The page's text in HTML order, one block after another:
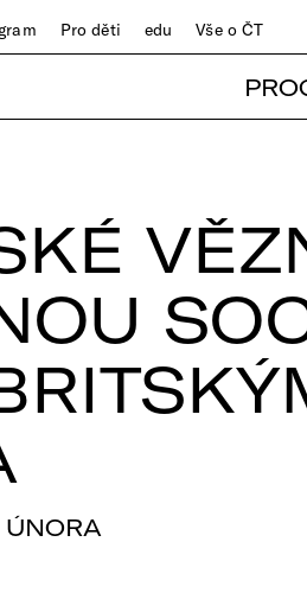
Pro děti edu Vše o ČT